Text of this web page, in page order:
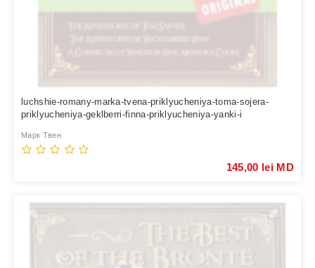
luchshie-romany-marka-tvena-priklyucheniya-toma-sojera-
priklyucheniya-geklberri-finna-priklyucheniya-yanki-i
Марк Твен
145,00 lei MD